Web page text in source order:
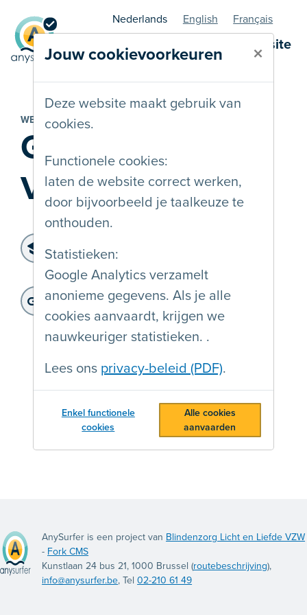
Jouw cookievoorkeuren ×
Deze website maakt gebruik van
cookies.
Functionele cookies:
laten de website correct werken,
door bijvoorbeeld je taalkeuze te
onthouden.
Statistieken:
Google Analytics verzamelt
anonieme gegevens. Als je alle
cookies aanvaardt, krijgen we
nauwkeuriger statistieken. .
Lees ons privacy-beleid (PDF).
Enkel functionele
cookies
Alle cookies
aanvaarden
AnySurfer statuspagina - website
Nederlands English Français
WEBSITE
G-sport
Vlaanderen vzw
WCAG 2.2 AA
Laatste controle: : 21-05-2026
Website adres:
http://www.gsportvlaanderen.be
AnySurfer is een project van Blindenzorg Licht en Liefde VZW
- Fork CMS
Kunstlaan 24 bus 21, 1000 Brussel (routebeschrijving),
info@anysurfer.be, Tel02-210 61 49